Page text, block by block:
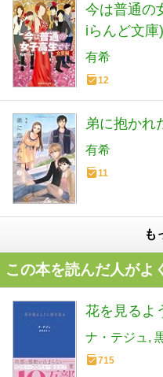
今は普通の
iらんど文庫)
有希
12
弟に抱か
有希
11
も
この本を読んだ人がよ
花を見るよ
ナ・テジュ
715